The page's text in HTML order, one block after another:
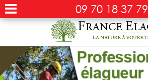
09 70 18 37 79